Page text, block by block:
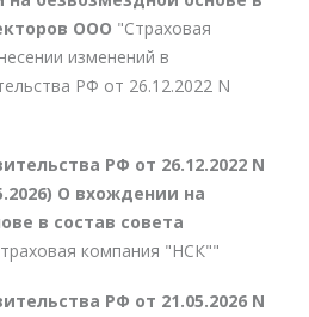
ООО "Страховая
изменений в
РФ от 26.12.2022 N
РФ от 26.12.2022 N
О вхождении на
в состав совета
компания "НСК""
РФ от 21.05.2026 N